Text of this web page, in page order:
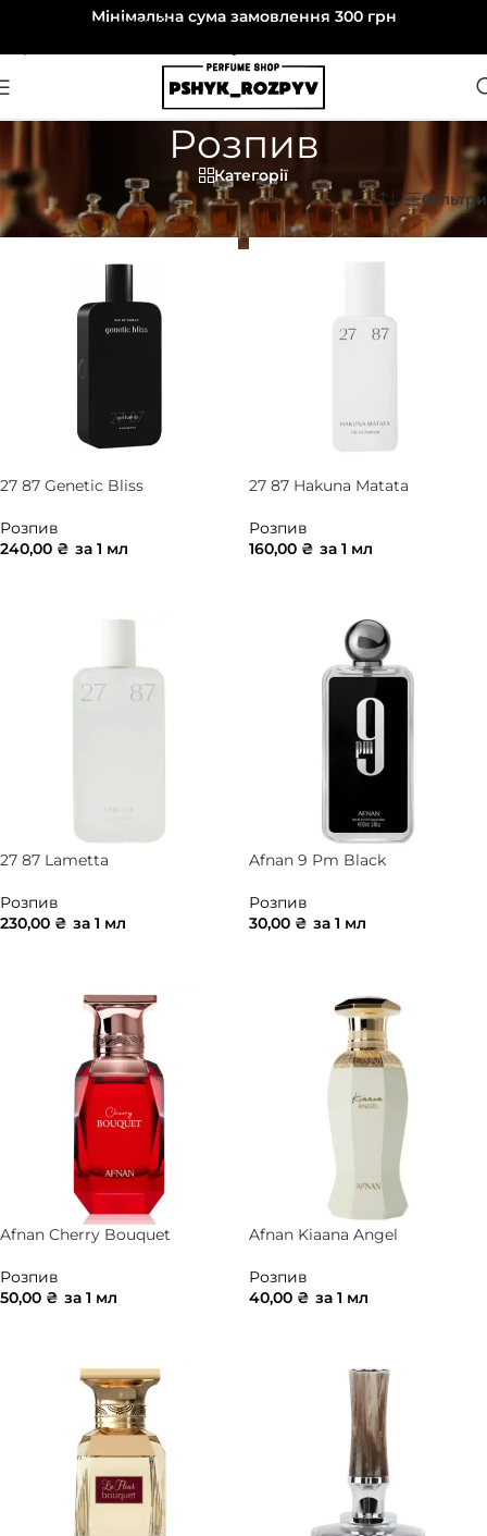
Перейти до навігаціїМінімальна сума замовлення 300 грн
Розпив
Категорії
Головна
Розпив Фільтри
27 87 Genetic Bliss
Розпив
240,00 ₴ за 1 мл
27 87 Hakuna Matata
Розпив
160,00 ₴ за 1 мл
27 87 Lametta
Розпив
230,00 ₴ за 1 мл
Afnan 9 Pm Black
Розпив
30,00 ₴ за 1 мл
Afnan Cherry Bouquet
Розпив
50,00 ₴ за 1 мл
Afnan Kiaana Angel
Розпив
40,00 ₴ за 1 мл